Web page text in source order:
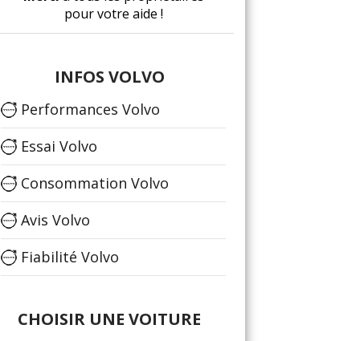
pour votre aide !
INFOS VOLVO
Performances Volvo
Essai Volvo
Consommation Volvo
Avis Volvo
Fiabilité Volvo
CHOISIR UNE VOITURE